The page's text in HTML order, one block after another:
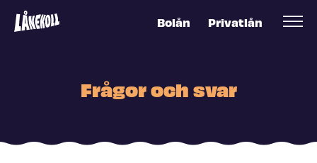
Bolån Privatlån
Frågor och svar